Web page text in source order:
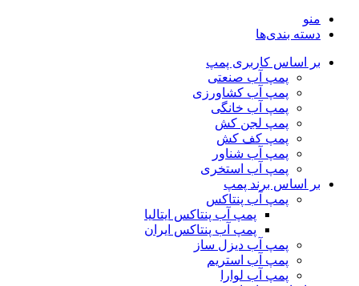
منو
دسته بندی‌ها
بر اساس کاربری پمپ
پمپ آب صنعتی
پمپ آب کشاورزی
پمپ آب خانگی
پمپ لجن کش
پمپ کف کش
پمپ آب شناور
پمپ آب استخری
بر اساس برند پمپ
پمپ آب پنتاکس
پمپ آب پنتاکس ایتالیا
پمپ آب پنتاکس ایران
پمپ آب دیزل ساز
پمپ آب استریم
پمپ آب لوارا